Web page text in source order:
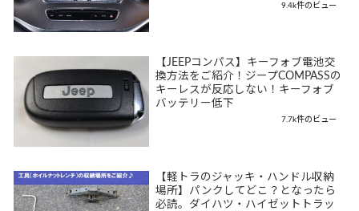
9.4k件のビュー
【JEEPコンパス】キーフォブ電池交
換方法をご紹介！ジープCOMPASSの
キーレスが反応しない！キーフォブ
バッテリー低下
7.7k件のビュー
【軽トラのジャッキ・ハンドル収納
場所】パンクしてどこ？となったら
必読。ダイハツ・ハイゼットトラッ